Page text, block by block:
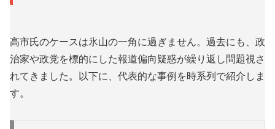
高市氏のケースは氷山の一角に過ぎません。過去にも、政
治家や政党を標的にした報道偏向疑惑が繰り返し問題視さ
れてきました。以下に、代表的な事例を時系列で紹介しま
す。